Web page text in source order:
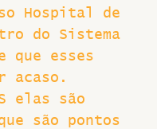
Hospital de
do Sistema
que esses
acaso.
elas são
são pontos